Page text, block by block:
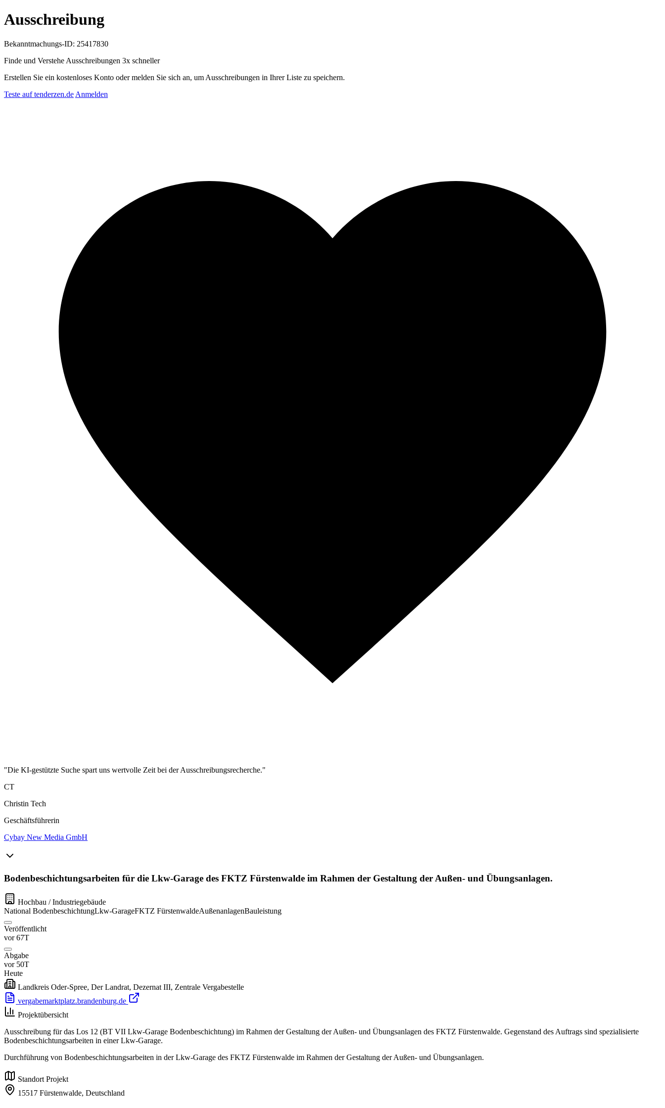
Ausschreibung
Bekanntmachungs-ID: 25417830
Finde und Verstehe Ausschreibungen 3x schneller
Erstellen Sie ein kostenloses Konto oder melden Sie sich an, um Ausschreibungen in Ihrer Liste zu speichern.
Teste auf tenderzen.de Anmelden
"Die KI-gestützte Suche spart uns wertvolle Zeit bei der Ausschreibungsrecherche."
CT
Christin Tech
Geschäftsführerin
Cybay New Media GmbH
Bodenbeschichtungsarbeiten für die Lkw-Garage des FKTZ Fürstenwalde im Rahmen der Gestaltung der Außen- und Übungsanlagen.
Hochbau / Industriegebäude
National BodenbeschichtungLkw-GarageFKTZ FürstenwaldeAußenanlagenBauleistung
Veröffentlicht
vor 67T
Abgabe
vor 50T
Heute
Landkreis Oder-Spree, Der Landrat, Dezernat III, Zentrale Vergabestelle
vergabemarktplatz.brandenburg.de
Projektübersicht
Ausschreibung für das Los 12 (BT VII Lkw-Garage Bodenbeschichtung) im Rahmen der Gestaltung der Außen- und Übungsanlagen des FKTZ Fürstenwalde. Gegenstand des Auftrags sind spezialisierte
Bodenbeschichtungsarbeiten in einer Lkw-Garage.
Durchführung von Bodenbeschichtungsarbeiten in der Lkw-Garage des FKTZ Fürstenwalde im Rahmen der Gestaltung der Außen- und Übungsanlagen.
Standort Projekt
15517 Fürstenwalde, Deutschland